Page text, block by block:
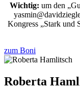
Wichtig: um den
Kongress „Stark und
zum Boni
Roberta